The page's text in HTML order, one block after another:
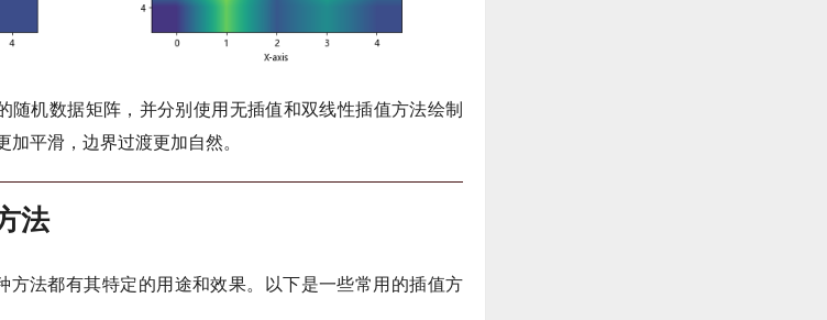
随机数据矩阵，并分别使用无插值和双线性插值方法绘制
平滑，边界过渡更加自然。
法
方法都有其特定的用途和效果。以下是一些常用的插值方